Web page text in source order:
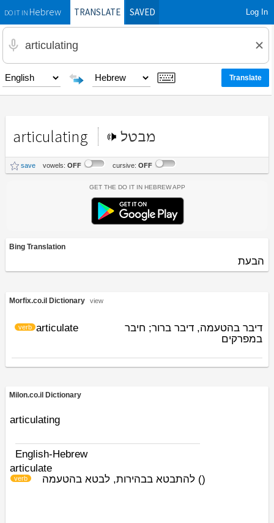
DO IT INHebrewTRANSLATE SAVED Log In
articulating מבטל
save vowels: OFF cursive: OFF
Get the Do It In Hebrew App
Bing Translation
הבעת
Morfix.co.il Dictionary view
articulate
verb
דיבר בהטעמה, דיבר ברור; חיבר
במפרקים
Milon.co.il Dictionary
articulating
English-Hebrew
articulate
(
verb ) להתבטא בבהירות, לבטא בהטעמה